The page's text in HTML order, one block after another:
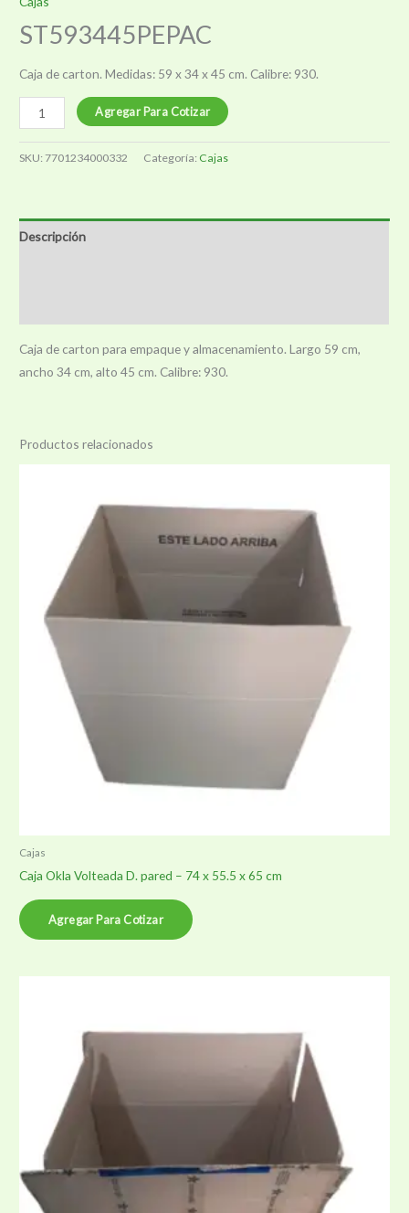
ST593445PEPAC
Caja de carton. Medidas: 59 x 34 x 45 cm. Calibre: 930.
ST593445PEPAC
cantidad
Agregar Para Cotizar
SKU:7701234000332 Categoría: Cajas
Descripción
Caja de carton para empaque y almacenamiento. Largo 59 cm,
ancho 34 cm, alto 45 cm. Calibre: 930.
Productos relacionados
Cajas
Caja Okla Volteada D. pared – 74 x 55.5 x 65 cm
Agregar Para Cotizar